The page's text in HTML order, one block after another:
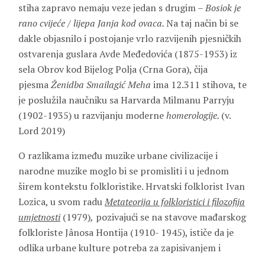
stiha zapravo nemaju veze jedan s drugim –Bosiok je
rano cvijeće / lijepa Janja kod ovaca.Na taj način bi se
dakle objasnilo i postojanje vrlo razvijenih pjesničkih
ostvarenja guslara Avde Međedovića (1875-1953) iz
sela Obrov kod Bijelog Polja (Crna Gora), čija
pjesmaŽenidba Smailagić Meha ima 12.311 stihova, te
je poslužila naučniku sa Harvarda Milmanu Parryju
(1902-1935) u razvijanju modernehomerologije. (v.
Lord 2019)
O razlikama između muzike urbane civilizacije i
narodne muzike moglo bi se promisliti i u jednom
širem kontekstu folkloristike. Hrvatski folklorist Ivan
Lozica, u svom raduMetateorija u folkloristici i filozofija
umjetnosti (1979), pozivajući se na stavove mađarskog
folkloriste Jânosa Hontija (1910- 1945), ističe da je
odlika urbane kulture potreba za zapisivanjem i